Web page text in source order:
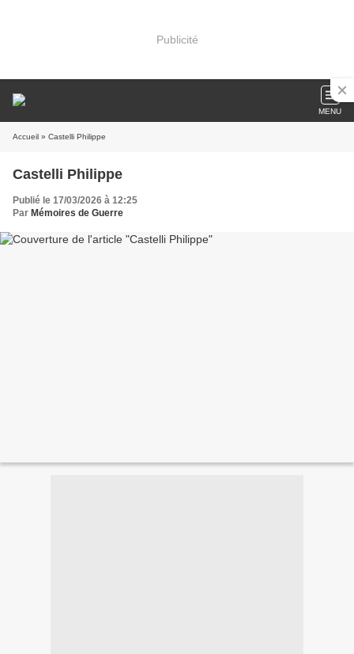
Publicité
MENU
Accueil » Castelli Philippe
Castelli Philippe
Publié le 17/03/2026 à 12:25
Par Mémoires de Guerre